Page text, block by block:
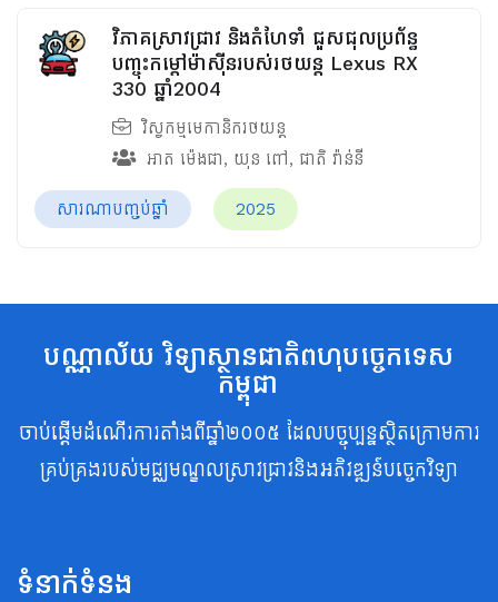
វិភាគស្រាវជ្រាវ និងតំហែទាំ ជួសជុលប្រព័ន្ធ
បញ្ចុះកម្តៅម៉ាស៊ីនរបស់រថយន្ត Lexus RX
330 ឆ្នាំ2004
វិស្វកម្មមេកានិករថយន្ត
អាត ម៉េងជា, យុន ពៅ, ជាតិ វ៉ាន់នី
សារណាបញ្ចប់ឆ្នាំ 2025
បណ្ណាល័យ វិទ្យាស្ថានជាតិពហុបច្ចេកទេស
កម្ពុជា
ចាប់ផ្តើមដំណើរការតាំងពីឆ្នាំ២០០៥ ដែលបច្ចុប្បន្នស្ថិតក្រោមការ
គ្រប់គ្រងរបស់មជ្ឈមណ្ឌលស្រាវជ្រាវនិងអភិវឌ្ឍន៍បច្ចេកវិទ្យា
ទំនាក់ទំនង